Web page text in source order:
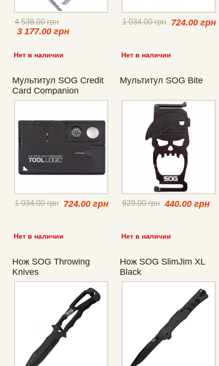
4 538.00 грн
3 177.00 грн
Нет в наличии
1 034.00 грн 724.00 грн
Нет в наличии
Мультитул SOG Credit
Card Companion
1 034.00 грн 724.00 грн
Нет в наличии
Мультитул SOG Bite
629.00 грн 440.00 грн
Нет в наличии
Нож SOG Throwing
Knives
Нож SOG SlimJim XL
Black